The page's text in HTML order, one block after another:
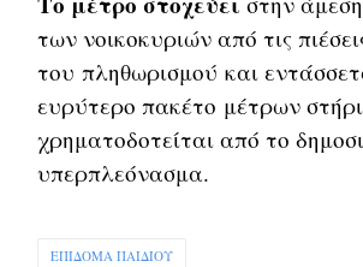
των νοικοκυριών από τις
του πληθωρισμού και
ευρύτερο πακέτο μέτρων
χρηματοδοτείται από το
υπερπλεόνασμα.
ΕΠΙΔΟΜΑ ΠΑΙΔΙΟΥ